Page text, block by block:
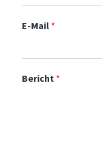
E-Mail *
Bericht *